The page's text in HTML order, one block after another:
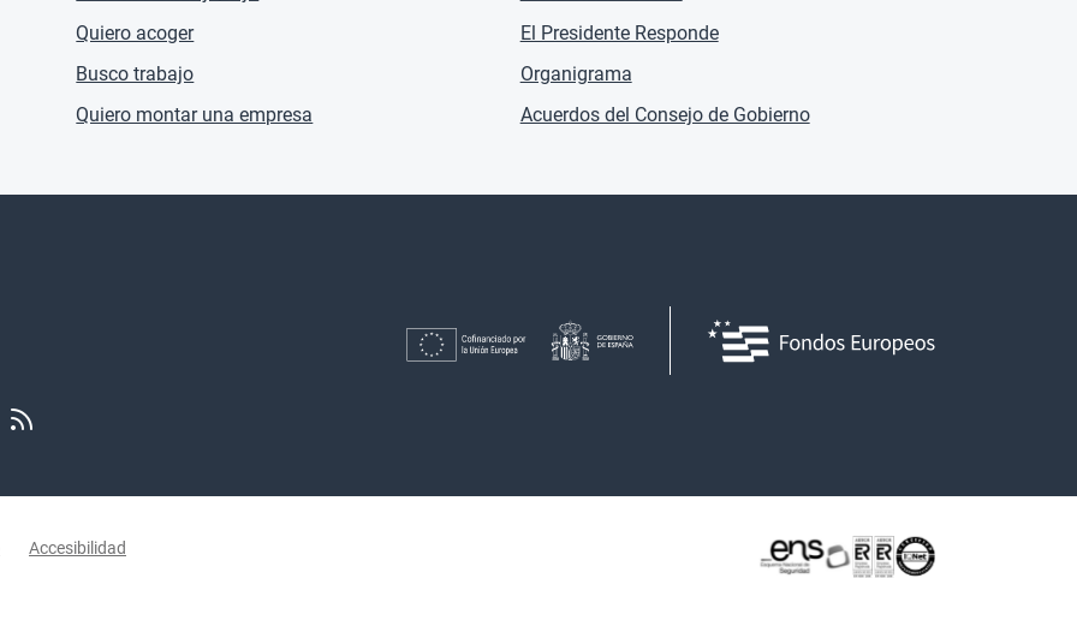
Quiero acoger
Busco trabajo
Quiero montar una empresa
El Presidente Responde
Organigrama
Acuerdos del Consejo de Gobierno
Accesibilidad Certificaciones